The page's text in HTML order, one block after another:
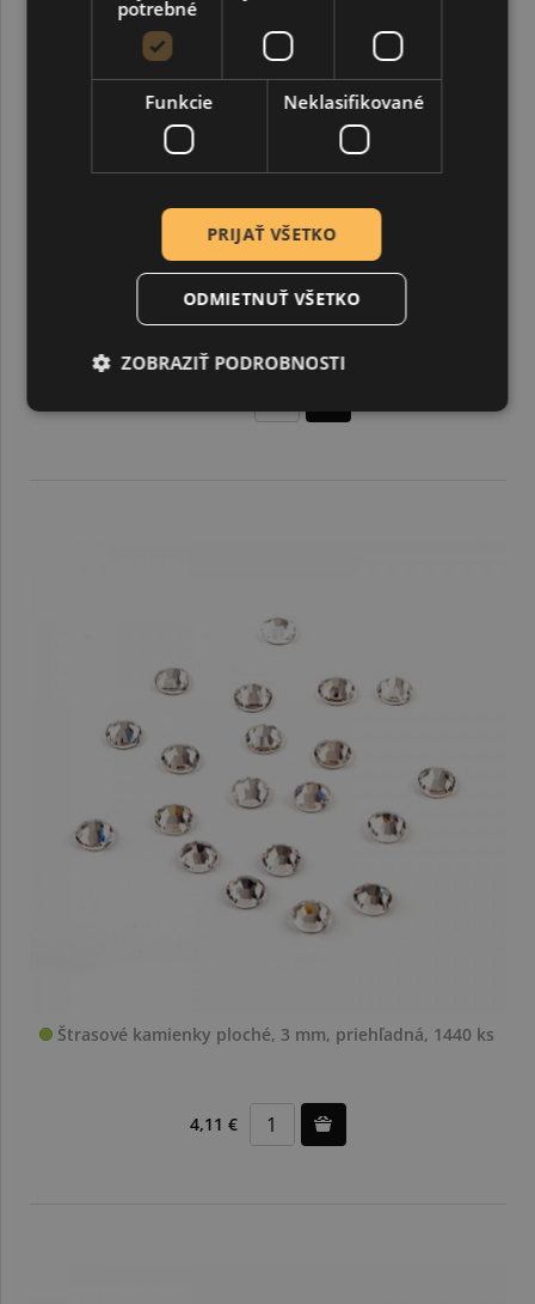
Štrasové kamienky ploché, 2,7 mm, ružové, 1440 ks
Štrasové kamienky ploché, 3 mm, priehľadná, 1440 ks
4,11 €
potrebné
Funkcie Neklasifikované
PRIJAŤ VŠETKO
ODMIETNUŤ VŠETKO
ZOBRAZIŤ PODROBNOSTI